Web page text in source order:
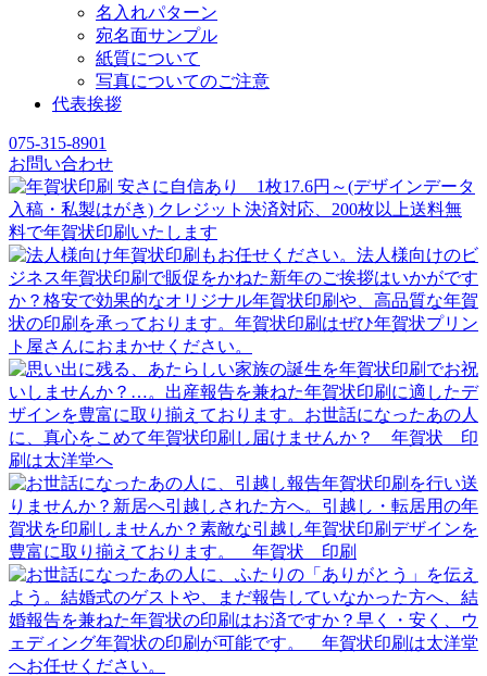
名入れパターン
宛名面サンプル
紙質について
写真についてのご注意
代表挨拶
075-315-8901
お問い合わせ